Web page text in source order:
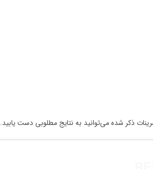
ذکر شده می‌توانید به نتایج مطلوبی دست یابید.